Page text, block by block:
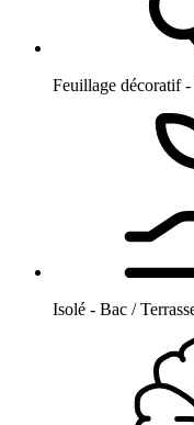
Feuillage décoratif
Isolé - Bac /